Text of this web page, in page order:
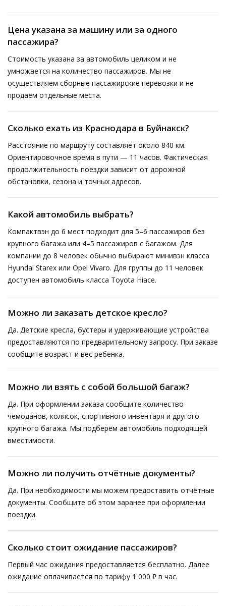
Цена указана за машину или за одного
пассажира?
Стоимость указана за автомобиль целиком и не
умножается на количество пассажиров. Мы не
осуществляем сборные пассажирские перевозки и не
продаём отдельные места.
Сколько ехать из Краснодара в Буйнакск?
Расстояние по маршруту составляет около 840 км.
Ориентировочное время в пути — 11 часов. Фактическая
продолжительность поездки зависит от дорожной
обстановки, сезона и точных адресов.
Какой автомобиль выбрать?
Компактвэн до 6 мест подходит для 5–6 пассажиров без
крупного багажа или 4–5 пассажиров с багажом. Для
компании до 8 человек обычно выбирают минивэн класса
Hyundai Starex или Opel Vivaro. Для группы до 11 человек
доступен автомобиль класса Toyota Hiace.
Можно ли заказать детское кресло?
Да. Детские кресла, бустеры и удерживающие устройства
предоставляются по предварительному запросу. При заказе
сообщите возраст и вес ребёнка.
Можно ли взять с собой большой багаж?
Да. При оформлении заказа сообщите количество
чемоданов, колясок, спортивного инвентаря и другого
крупного багажа. Мы подберём автомобиль подходящей
вместимости.
Можно ли получить отчётные документы?
Да. При необходимости мы можем предоставить отчётные
документы. Сообщите об этом заранее при оформлении
поездки.
Сколько стоит ожидание пассажиров?
Первый час ожидания предоставляется бесплатно. Далее
ожидание оплачивается по тарифу 1 000 ₽ в час.